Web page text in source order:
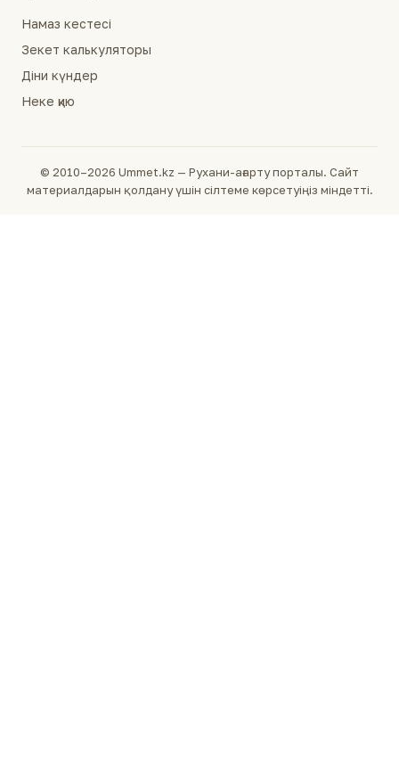
Намаз кестесі
Зекет калькуляторы
Діни күндер
Неке қию
© 2010–2026 Ummet.kz — Рухани-ағарту порталы. Сайт
материалдарын қолдану үшін сілтеме көрсетуіңіз міндетті.